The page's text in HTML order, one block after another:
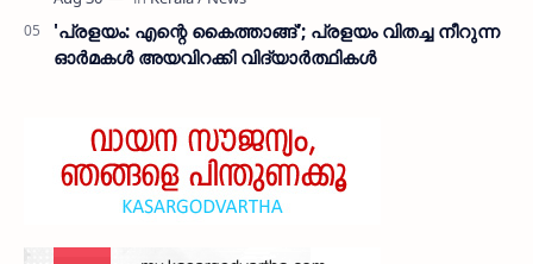
'പ്രളയം: എന്റെ കൈത്താങ്ങ്'; പ്രളയം വിതച്ച നീറുന്ന
ഓര്‍മകള്‍ അയവിറക്കി വിദ്യാര്‍ത്ഥികള്‍